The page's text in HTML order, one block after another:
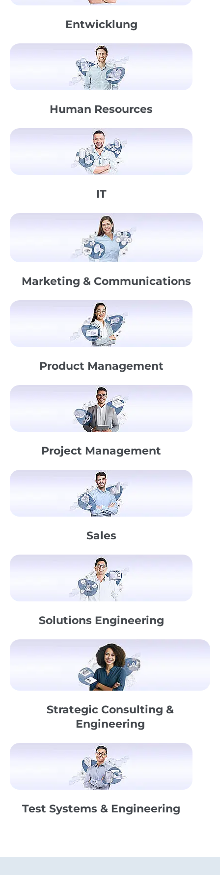
Entwicklung
Human Resources
IT
Marketing & Communications
Product Management
Project Management
Sales
Solutions Engineering
Strategic Consulting &
Engineering
Test Systems & Engineering